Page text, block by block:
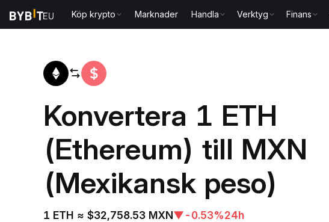
Köp krypto Marknader Handla Verktyg Finans
Konvertera 1 ETH
(Ethereum) till MXN
(Mexikansk peso)
1 ETH ≈ $32,758.53 MXN▼-0.53%24h